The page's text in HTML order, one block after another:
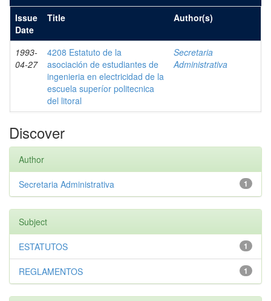
Issue
Date
Title Author(s)
1993-
04-27
4208 Estatuto de la
asociación de estudiantes de
ingenieria en electricidad de la
escuela superíor politecnica
del litoral
Secretaria
Administrativa
Discover
Author
1
Secretaria Administrativa
Subject
1
ESTATUTOS
1
REGLAMENTOS